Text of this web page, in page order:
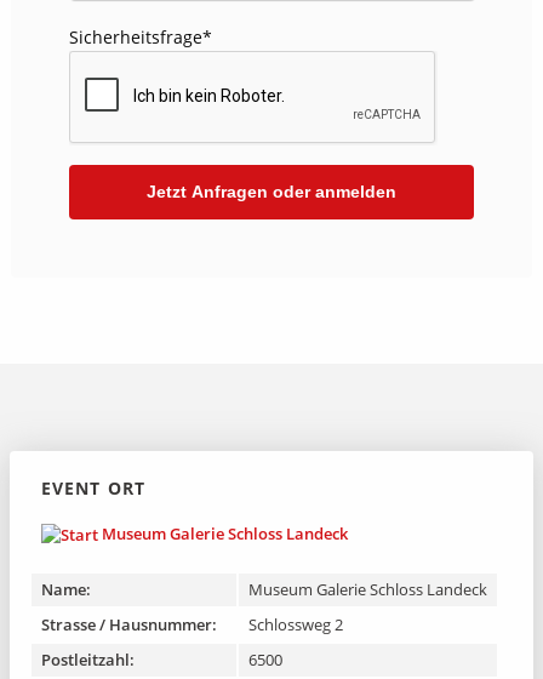
Sicherheitsfrage*
EVENT ORT
Museum Galerie Schloss Landeck
Name:
Museum Galerie Schloss Landeck
Strasse / Hausnummer:
Schlossweg 2
Postleitzahl:
6500